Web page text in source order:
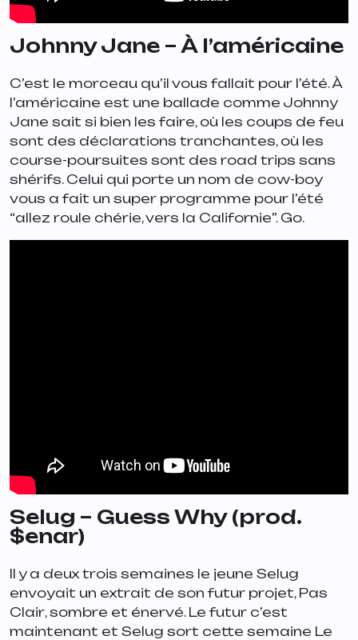
Johnny Jane – À l’américaine
C’est le morceau qu’il vous fallait pour l’été. À
l’américaine est une ballade comme Johnny
Jane sait si bien les faire, où les coups de feu
sont des déclarations tranchantes, où les
course-poursuites sont des road trips sans
shérifs. Celui qui porte un nom de cow-boy
vous a fait un super programme pour l’été
“allez roule chérie, vers la Californie”. Go.
Selug – Guess Why (prod.
$enar)
Il y a deux trois semaines le jeune Selug
envoyait un extrait de son futur projet, Pas
Clair, sombre et énervé. Le futur c’est
maintenant et Selug sort cette semaine Le